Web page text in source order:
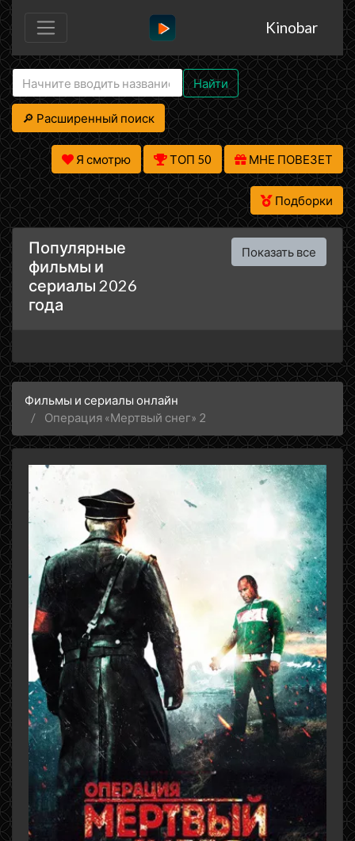
Kinobar
Найти
🔎 Расширенный поиск
Я смотрю ТОП 50 МНЕ ПОВЕЗЕТ
Подборки
Популярные
фильмы и
сериалы 2026
года
Показать все
Фильмы и сериалы онлайн
Операция «Мертвый снег» 2